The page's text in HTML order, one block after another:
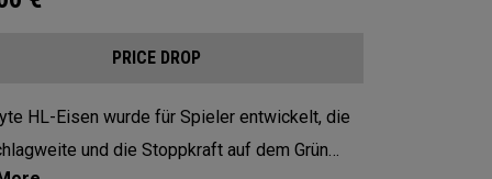
PRICE DROP
HL-Eisen wurde für Spieler entwickelt, die
und die Stoppkraft auf dem Grün